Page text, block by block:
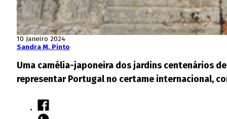
10 Janeiro 2024
Sandra M. Pinto
Uma camélia-japoneira dos jardins centenários
representar Portugal no certame internacional,